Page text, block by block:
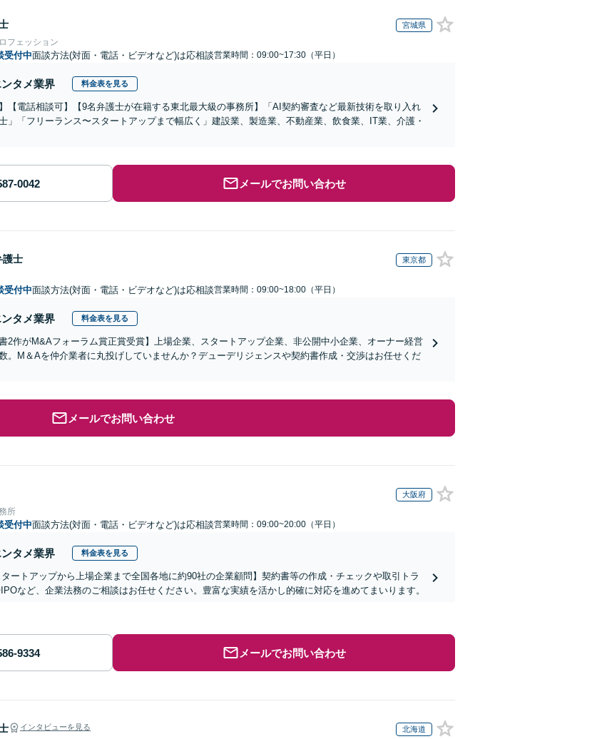
宮城県
フェッション
受付中面談方法(対面・電話・ビデオなど)は応相談営業時間：09:00~17:30（平日）
タメ業界 料金表を見る
【電話相談可】【9名弁護士が在籍する東北最大級の事務所】「AI契約審査など最新技術を取り入れ
」「フリーランス〜スタートアップまで幅広く」建設業、製造業、不動産業、飲食業、IT業、介護・
メールでお問い合わせ
護士 東京都
受付中面談方法(対面・電話・ビデオなど)は応相談営業時間：09:00~18:00（平日）
タメ業界 料金表を見る
2作がM&Aフォーラム賞正賞受賞】上場企業、スタートアップ企業、非公開中小企業、オーナー経営
。M＆Aを仲介業者に丸投げしていませんか？デューデリジェンスや契約書作成・交渉はお任せくだ
メールでお問い合わせ
大阪府
所
受付中面談方法(対面・電話・ビデオなど)は応相談営業時間：09:00~20:00（平日）
タメ業界 料金表を見る
タートアップから上場企業まで全国各地に約90社の企業顧問】契約書等の作成・チェックや取引トラ
など、企業法務のご相談はお任せください。豊富な実績を活かし的確に対応を進めてまいります。
メールでお問い合わせ
インタビューを見る 北海道